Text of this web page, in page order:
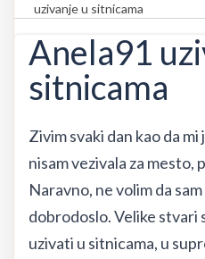
uzivanje u sitnicama
Anela91
sitnicama
Zivim svaki dan kao da
nisam vezivala za mesto,
Naravno, ne volim da
dobrodoslo. Velike stvari
uzivati u sitnicama, u